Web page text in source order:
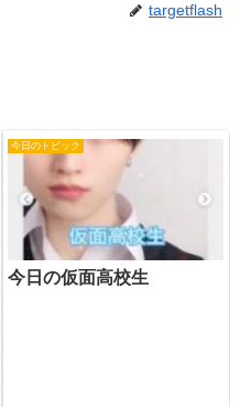
targetflash
今日のトピック
今日の仮面高校生